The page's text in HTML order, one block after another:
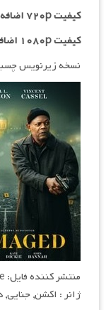
کیفیت ۷۲۰p اضافه شد
کیفیت ۱۰۸۰p اضافه شد
نسخه زیرنویس
منتشر کننده فایل: Film2Movie
ژانر : اکشن, جنایی,